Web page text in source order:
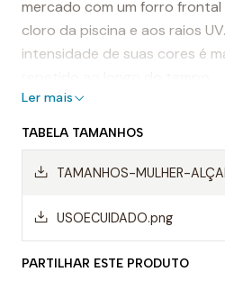
mercado com um forro
cloro da piscina e aos raios
intensidade de suas cores é
resistente do mundo.
Destaques:
- Costuras reforçadas
-Alças de ombro largas
Ler mais
TABELA TAMANHOS
TAMANHOS-MULHER-
USOECUIDADO.png
PARTILHAR ESTE PRODUTO